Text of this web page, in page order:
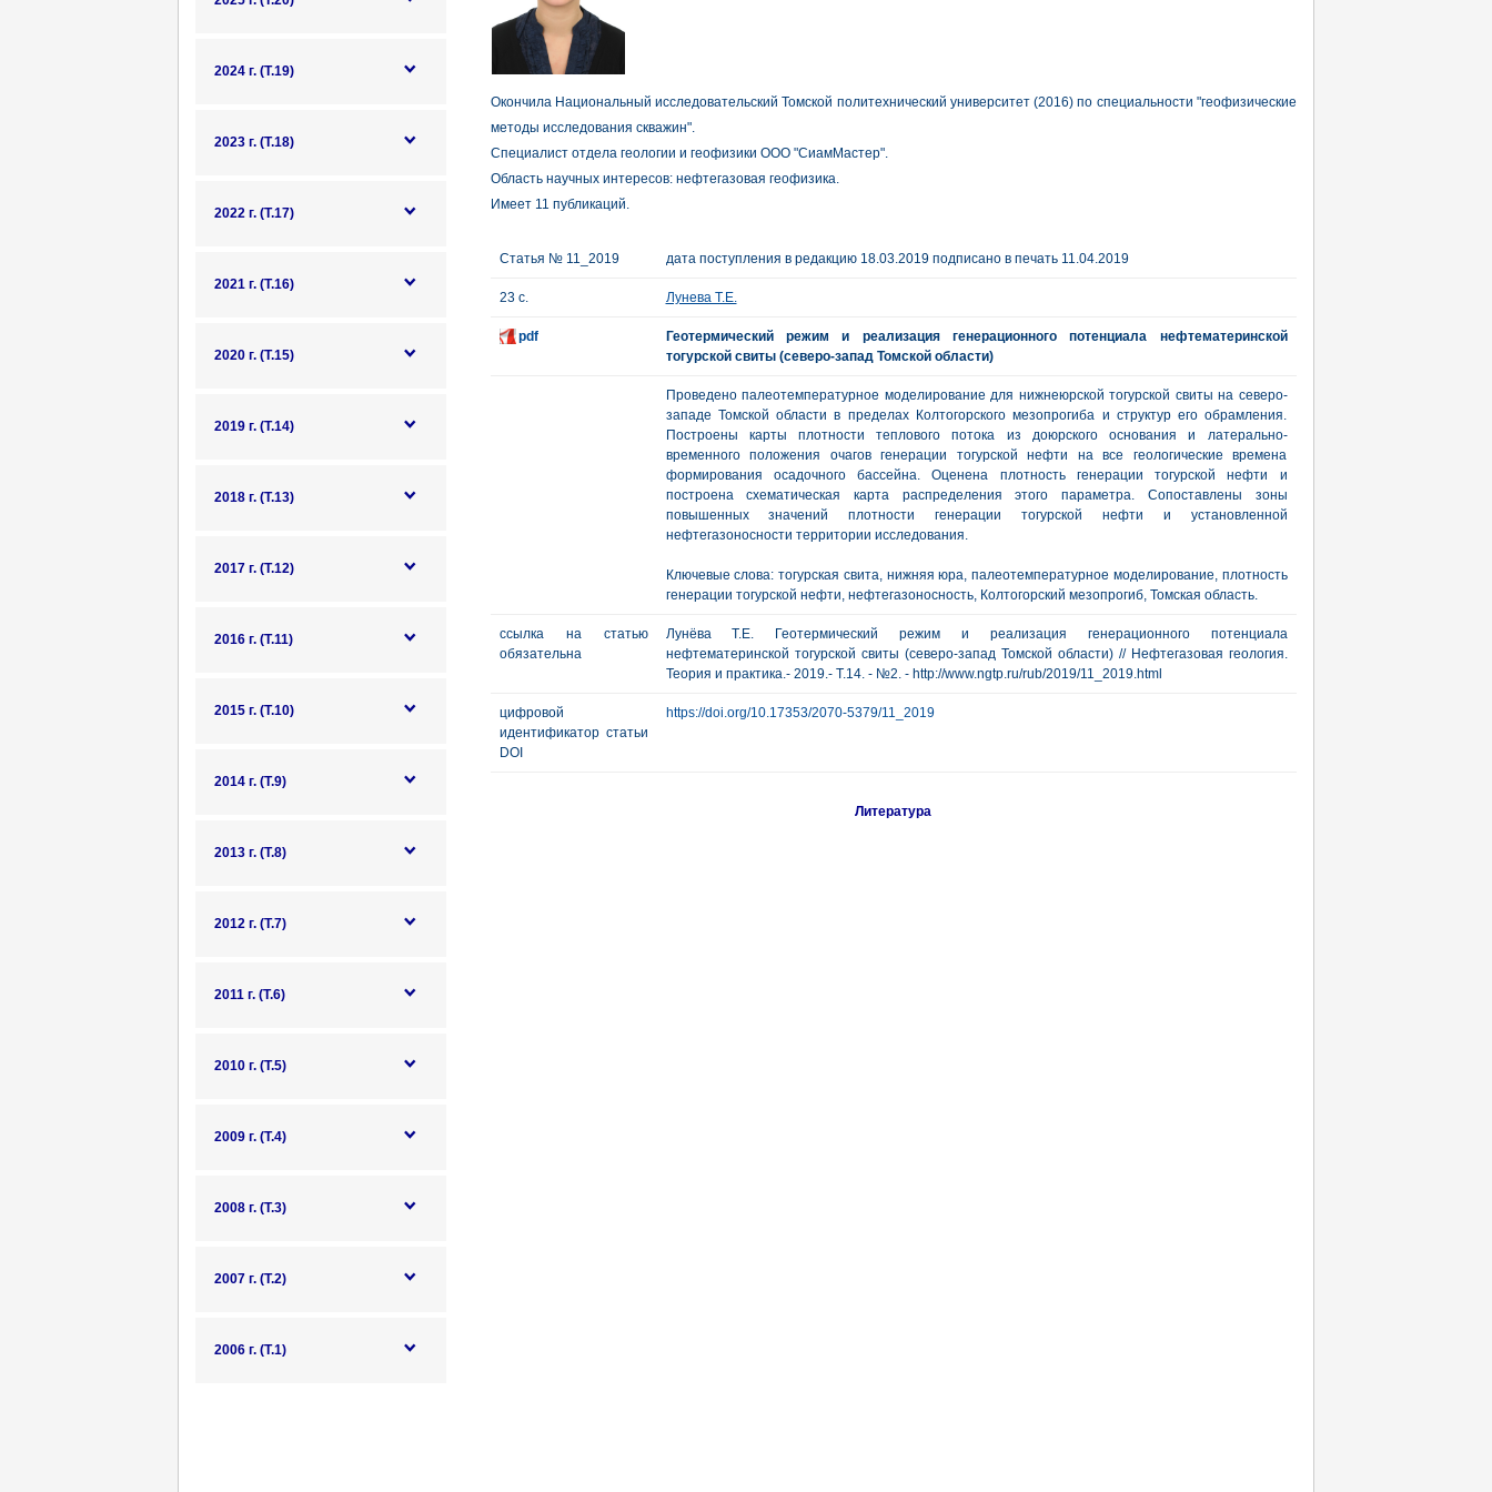
2024 г. (Т.19)
2023 г. (Т.18)
2022 г. (Т.17)
2021 г. (Т.16)
2020 г. (Т.15)
2019 г. (Т.14)
2018 г. (Т.13)
2017 г. (Т.12)
2016 г. (Т.11)
2015 г. (Т.10)
2014 г. (Т.9)
2013 г. (Т.8)
2012 г. (Т.7)
2011 г. (Т.6)
2010 г. (Т.5)
2009 г. (Т.4)
2008 г. (Т.3)
2007 г. (Т.2)
2006 г. (Т.1)
Окончила Национальный исследовательский Томской политехнический университет (2016) по специальности "геофизические
методы исследования скважин".
Специалист отдела геологии и геофизики ООО "СиамМастер".
Область научных интересов: нефтегазовая геофизика.
Имеет 11 публикаций.
Статья № 11_2019 дата поступления в редакцию 18.03.2019 подписано в печать 11.04.2019
23 с. Лунева Т.Е.
pdf
Геотермический режим и реализация генерационного потенциала нефтематеринской
тогурской свиты (северо-запад Томской области)
Проведено палеотемпературное моделирование для нижнеюрской тогурской свиты на северо-
западе Томской области в пределах Колтогорского мезопрогиба и структур его обрамления.
Построены карты плотности теплового потока из доюрского основания и латерально-
временного положения очагов генерации тогурской нефти на все геологические времена
формирования осадочного бассейна. Оценена плотность генерации тогурской нефти и
построена схематическая карта распределения этого параметра. Сопоставлены зоны
повышенных значений плотности генерации тогурской нефти и установленной
нефтегазоносности территории исследования.
Ключевые слова: тогурская свита, нижняя юра, палеотемпературное моделирование, плотность
генерации тогурской нефти, нефтегазоносность, Колтогорский мезопрогиб, Томская область.
ссылка на статью
обязательна
Лунёва Т.Е. Геотермический режим и реализация генерационного потенциала
нефтематеринской тогурской свиты (северо-запад Томской области) // Нефтегазовая геология.
Теория и практика.- 2019.- Т.14. - №2. - http://www.ngtp.ru/rub/2019/11_2019.html
цифровой
идентификатор статьи
DOI
https://doi.org/10.17353/2070-5379/11_2019
Литература